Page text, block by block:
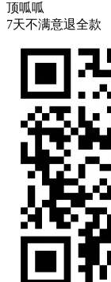
顶呱呱
7天不满意退全款